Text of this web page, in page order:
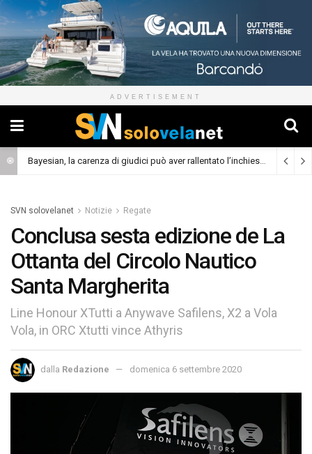
ADVERTISEMENT
Bayesian, la carenza di giudici può aver rallentato l’inchiesta (Cronaca)
SVN solovelanet Notizie Regate
Conclusa sesta edizione de La
Ottanta del Circolo Nautico
Santa Margherita
Line Honour XTutti a Anywave Safilens, X2 a Vola
Vola, in ORC Xtutti vince Athyris
dalla Redazione domenica 6 settembre 2020